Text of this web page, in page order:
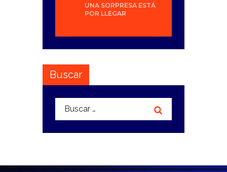
UNA SORPRESA ESTÁ
POR LLEGAR
Buscar
Buscar: